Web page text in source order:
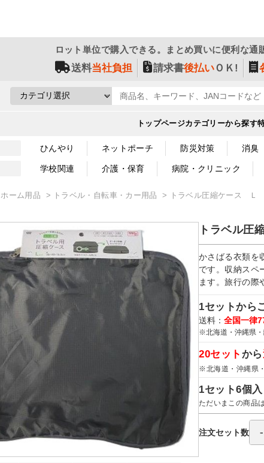
ロット単位で購入できる。まとめ買いに便利な通
送料当社負担 請求書後払いＯＫ!
トップページカテゴリーから探す
ひんやり ネットポーチ 防災対策 消臭
学校関連 介護・保育 病院・クリニック
ホーム用品 トラベル・自転車・カー用品 トラベル圧縮ケース Ｌ
トラベル圧
かさばる衣類を
です。収納スペ
ます。旅行の際
1セットから
送料： 全国一律
※北海道・沖縄県・
20セット から
※北海道・沖縄県
1セット6個
ただいまこの商品
注文セット数